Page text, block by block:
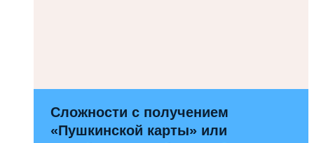
Сложности с получением
«Пушкинской карты» или